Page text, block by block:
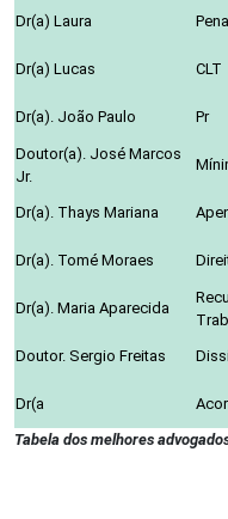
Dr(a) Laura
Penal
Dr(a) Lucas
CLT
Dr(a). João Paulo
Pr
Doutor(a). José Marcos
Jr.
Dr(a). Thays Mariana
Dr(a). Tomé Moraes
Dr(a). Maria Aparecida
Doutor. Sergio Freitas
Dr(a
Tabela dos melhores